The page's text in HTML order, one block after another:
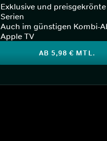
Exklusive und
Serien
Auch im günstigen Kombi-
Apple TV
AB 5,98 € MTL.